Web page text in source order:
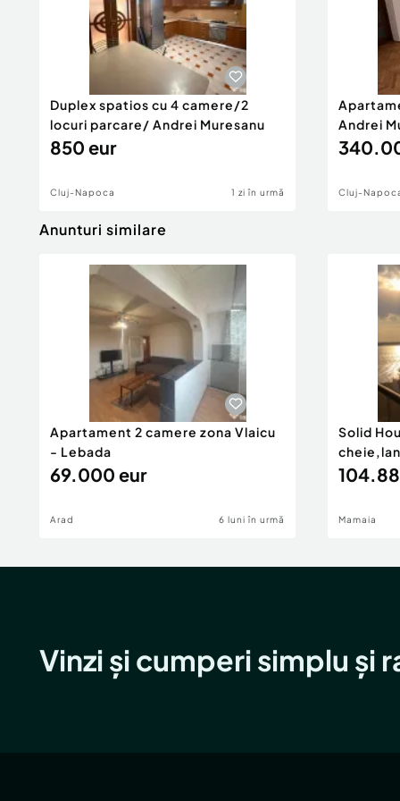
Confort:1
Tip imobil:Bloc de apartamente
Număr Băi:1
Duplex spatios cu 4 camere/2
locuri parcare/ Andrei Muresanu
850 eur
Cluj-Napoca 1 zi în urmă
Andrei
Cluj-
Anunturi similare
Apartament 2 camere zona Vlaicu
- Lebada
69.000 eur
Arad 6 luni în urmă
Solid
Mamaia
Vinzi și cumperi simplu și